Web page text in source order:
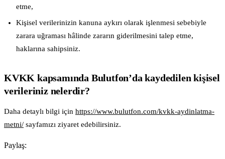
etme,
Kişisel verilerinizin kanuna aykırı olarak işlenmesi sebebiyle
zarara uğraması hâlinde zararın giderilmesini talep etme,
haklarına sahipsiniz.
KVKK kapsamında Bulutfon’da kaydedilen kişisel
verileriniz nelerdir?
Daha detaylı bilgi için https://www.bulutfon.com/kvkk-aydinlatma-
metni/ sayfamızı ziyaret edebilirsiniz.
Paylaş: